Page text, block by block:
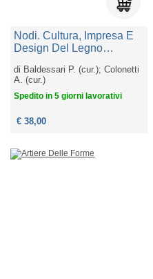
Nodi. Cultura, Impresa E
Design Del Legno
Inglese
di Baldessari P. (cur.); Colonetti
A. (cur.)
Spedito in 5 giorni lavorativi
€ 38,00